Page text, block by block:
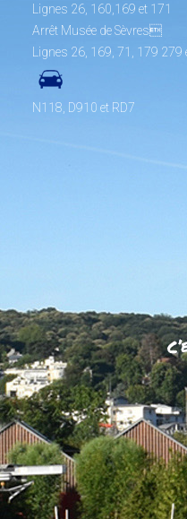
Lignes 26, 160,169 et 171
Arrêt Musée de Sèvres
Lignes 26, 169, 71, 179 279
N118, D910 et RD7